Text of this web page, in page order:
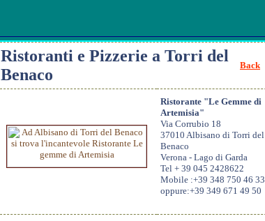
Ristoranti e Pizzerie a Torri del
Benaco
Back
Ristorante "Le Gemme di
Artemisia"
Via Corrubio 18
37010 Albisano di Torri del
Benaco
Verona - Lago di Garda
Tel + 39 045 2428622
Mobile :+39 348 750 46 33
oppure:+39 349 671 49 50